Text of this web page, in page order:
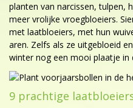
planten van narcissen, tulpen,
meer vrolijke vroegbloeiers.
met laatbloeiers, met hun
aren. Zelfs als ze uitgebloeid
winter nog een mooi plaatje in
9 prachtige